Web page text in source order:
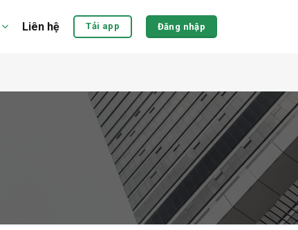
Liên hệ Tải app Đăng nhập